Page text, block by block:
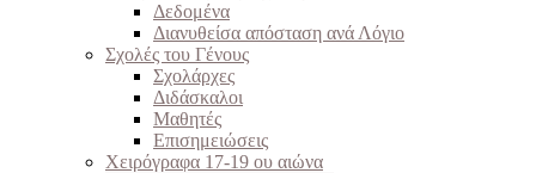
Δεδομένα
Διανυθείσα απόσταση ανά Λόγιο
Σχολές του Γένους
Σχολάρχες
Διδάσκαλοι
Μαθητές
Επισημειώσεις
Χειρόγραφα 17-19 ου αιώνα